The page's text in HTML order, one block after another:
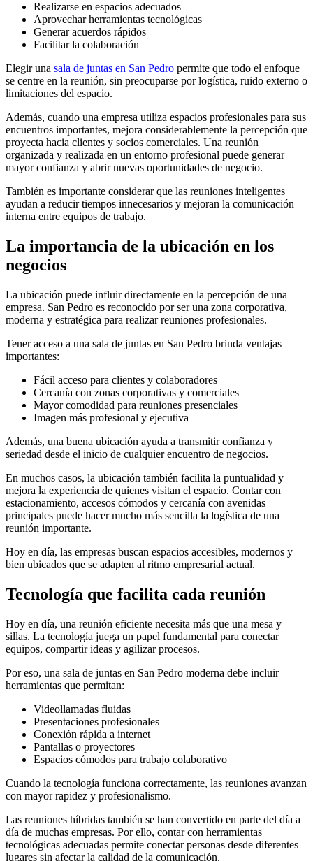
Realizarse en espacios adecuados
Aprovechar herramientas tecnológicas
Generar acuerdos rápidos
Facilitar la colaboración
Elegir una sala de juntas en San Pedro permite que todo el enfoque
se centre en la reunión, sin preocuparse por logística, ruido externo o
limitaciones del espacio.
Además, cuando una empresa utiliza espacios profesionales para sus
encuentros importantes, mejora considerablemente la percepción que
proyecta hacia clientes y socios comerciales. Una reunión
organizada y realizada en un entorno profesional puede generar
mayor confianza y abrir nuevas oportunidades de negocio.
También es importante considerar que las reuniones inteligentes
ayudan a reducir tiempos innecesarios y mejoran la comunicación
interna entre equipos de trabajo.
La importancia de la ubicación en los
negocios
La ubicación puede influir directamente en la percepción de una
empresa. San Pedro es reconocido por ser una zona corporativa,
moderna y estratégica para realizar reuniones profesionales.
Tener acceso a una sala de juntas en San Pedro brinda ventajas
importantes:
Fácil acceso para clientes y colaboradores
Cercanía con zonas corporativas y comerciales
Mayor comodidad para reuniones presenciales
Imagen más profesional y ejecutiva
Además, una buena ubicación ayuda a transmitir confianza y
seriedad desde el inicio de cualquier encuentro de negocios.
En muchos casos, la ubicación también facilita la puntualidad y
mejora la experiencia de quienes visitan el espacio. Contar con
estacionamiento, accesos cómodos y cercanía con avenidas
principales puede hacer mucho más sencilla la logística de una
reunión importante.
Hoy en día, las empresas buscan espacios accesibles, modernos y
bien ubicados que se adapten al ritmo empresarial actual.
Tecnología que facilita cada reunión
Hoy en día, una reunión eficiente necesita más que una mesa y
sillas. La tecnología juega un papel fundamental para conectar
equipos, compartir ideas y agilizar procesos.
Por eso, una sala de juntas en San Pedro moderna debe incluir
herramientas que permitan:
Videollamadas fluidas
Presentaciones profesionales
Conexión rápida a internet
Pantallas o proyectores
Espacios cómodos para trabajo colaborativo
Cuando la tecnología funciona correctamente, las reuniones avanzan
con mayor rapidez y profesionalismo.
Las reuniones híbridas también se han convertido en parte del día a
día de muchas empresas. Por ello, contar con herramientas
tecnológicas adecuadas permite conectar personas desde diferentes
lugares sin afectar la calidad de la comunicación.